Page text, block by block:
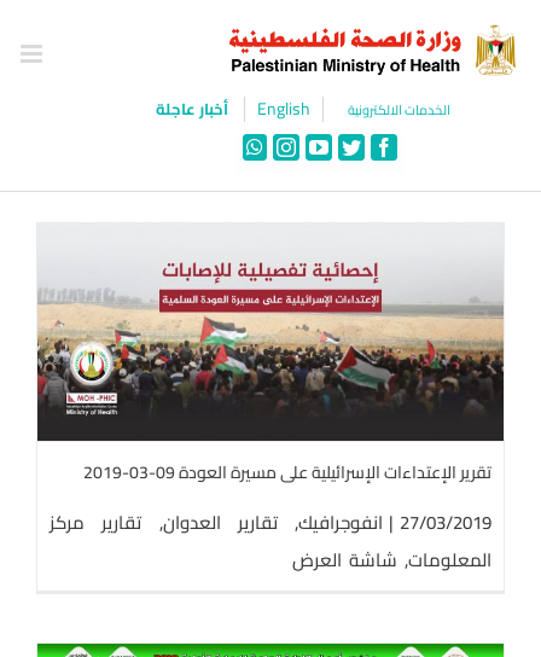
content
الخدمات الالكترونية English أخبار عاجلة
Facebook
Twitter
YouTube
Instagram
WhatsApp
تقرير الإعتداءات الإسرائيلية على مسيرة العودة 09-03-2019
27/03/2019
| انفوجرافيك,تقارير العدوان, تقارير مركز
المعلومات, شاشة العرض